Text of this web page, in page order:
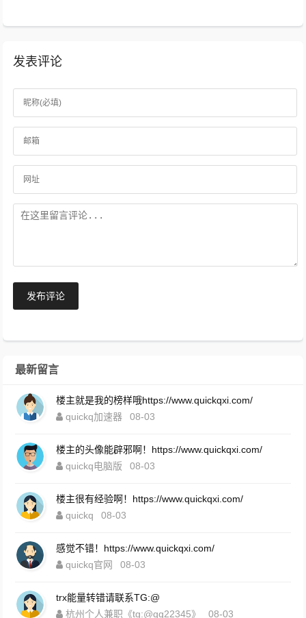
发表评论
发布评论
最新留言
楼主就是我的榜样哦https://www.quickqxi.com/
quickq加速器
08-03
楼主的头像能辟邪啊！https://www.quickqxi.com/
quickq电脑版
08-03
楼主很有经验啊！https://www.quickqxi.com/
quickq
08-03
感觉不错！https://www.quickqxi.com/
quickq官网
08-03
trx能量转错请联系TG:@
杭州个人兼职《tg:@qq22345》
08-03